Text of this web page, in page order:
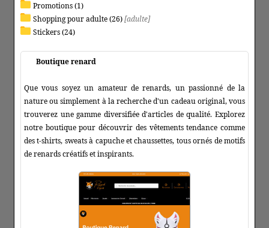
Promotions (1)
Shopping pour adulte (26)[adulte]
Stickers (24)
Boutique renard
Que vous soyez un amateur de renards, un passionné de la
nature ou simplement à la recherche d'un cadeau original, vous
trouverez une gamme diversifiée d'articles de qualité. Explorez
notre boutique pour découvrir des vêtements tendance comme
des t-shirts, sweats à capuche et chaussettes, tous ornés de motifs
de renards créatifs et inspirants.